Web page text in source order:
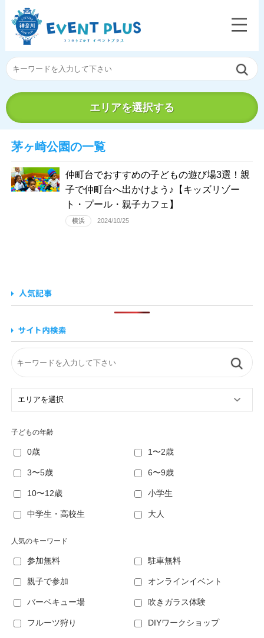
エリアを選択する
茅ヶ崎公園の一覧
仲町台でおすすめの子どもの遊び場3選！親
子で仲町台へ出かけよう♪【キッズリゾー
ト・プール・親子カフェ】
横浜 2024/10/25
子どもの年齢
0歳 1〜2歳
3〜5歳 6〜9歳
10〜12歳 小学生
中学生・高校生 大人
人気のキーワード
参加無料 駐車無料
親子で参加 オンラインイベント
バーベキュー場 吹きガラス体験
フルーツ狩り DIYワークショップ